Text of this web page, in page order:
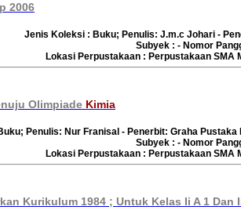
2006
Jenis Koleksi : Buku; Penulis: J.m.c Johari -
Subyek : - Nomor
Lokasi Perpustakaan : Perpustakaan SMA
Olimpiade Kimia
Penulis: Nur Franisal - Penerbit: Graha Pustaka
Subyek : - Nomor
Lokasi Perpustakaan : Perpustakaan SMA
Kurikulum 1984 ; Untuk Kelas Ii A 1 Dan